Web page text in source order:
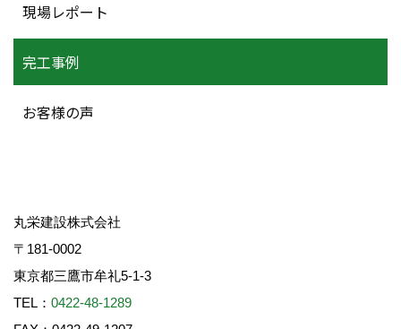
現場レポート
完工事例
お客様の声
丸栄建設株式会社
〒181-0002
東京都三鷹市牟礼5-1-3
TEL： 0422-48-1289